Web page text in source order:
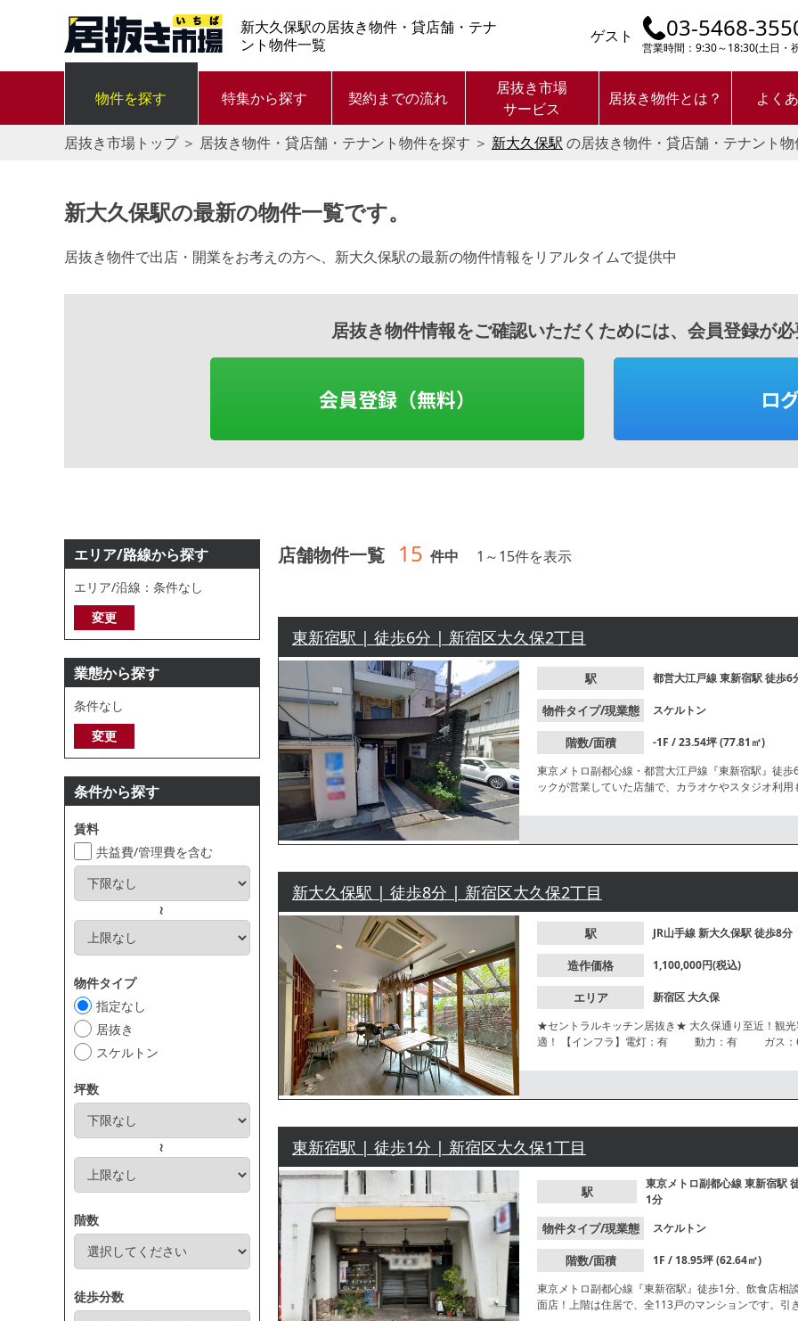
新大久保駅の居抜き物件・貸店舗・テナ
ント物件一覧
ゲスト 03-5468-
営業時間：9:30～18:30(土日・
物件を探す 特集から探す 契約までの流れ
居抜き市場
サービス
居抜き物件とは？ よく
居抜き市場トップ＞ 居抜き物件・貸店舗・テナント物件を探す ＞ 新大久保駅 の居抜き物件・貸店舗・テナント
新大久保駅の最新の物件一覧です。
居抜き物件で出店・開業をお考えの方へ、新大久保駅の最新の物件情報をリアルタイムで提供中
居抜き物件情報をご確認いただくためには、会員登録が
会員登録（無料） ロ
エリア/路線から探す
エリア/沿線：条件なし
変更
業態から探す
条件なし
変更
条件から探す
賃料
共益費/管理費を含む
～
物件タイプ
指定なし
居抜き
スケルトン
坪数
～
階数
徒歩分数
店舗物件一覧 15 件中 1 ～15件を表示
東新宿駅 | 徒歩6分 | 新宿区大久保2丁目
駅 都営大江戸線東新宿駅徒歩6
物件タイプ/現業態 スケルトン
階数/面積
-1F / 23.54坪 (77.81㎡)
東京メトロ副都心線・都営大江戸線『東新宿駅』徒
ックが営業していた店舗で、カラオケやスタジオ利
新大久保駅 | 徒歩8分 | 新宿区大久保2丁目
駅 JR山手線新大久保駅徒歩8分
造作価格 1,100,000円(税込)
エリア 新宿区大久保
★セントラルキッチン居抜き★ 大久保通り至近！観
適！ 【インフラ】電灯：有 動力：有 ガス：6号メーター 水道：20mm 【厨房排気】有 /有圧扇【空調】
年数】5年【営業時間制限】0時迄 【不可業態】臭い
東新宿駅 | 徒歩1分 | 新宿区大久保1丁目
駅
東京メトロ副都心線東新宿駅
1分
物件タイプ/現業態 スケルトン
階数/面積
1F / 18.95坪 (62.64㎡)
東京メトロ副都心線『東新宿駅』徒歩1分、飲食店相
面店！上階は住居で、全113戸のマンションです。